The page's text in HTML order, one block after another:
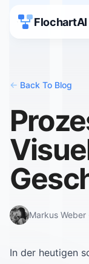
FlochartAI
<- Back To Blog
Markus Weber
In der heutigen